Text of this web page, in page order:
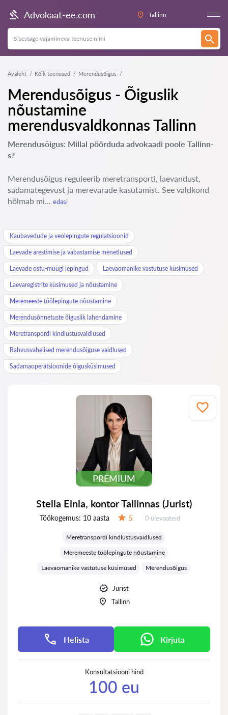
Advokaat-ee.com Tallinn
Avaleht Kõik teenused Merendusõigus
Merendusõigus - Õiguslik
nõustamine
merendusvaldkonnas Tallinn
Merendusõigus: Millal pöörduda advokaadi poole Tallinn-
s?
Merendusõigus reguleerib meretransporti, laevandust,
sadamategevust ja merevarade kasutamist. See valdkond
hõlmab mi... edasi
Kaubavedude ja veolepingute regulatsioonid
Laevade arestimise ja vabastamise menetlused
Laevade ostu-müügi lepingud Laevaomanike vastutuse küsimused
Laevaregistrite küsimused ja nõustamine
Meremeeste töölepingute nõustamine
Merendusõnnetuste õiguslik lahendamine
Meretranspordi kindlustusvaidlused
Rahvusvahelised merendusõiguse vaidlused
Sadamaoperatsioonide õigusküsimused
PREMIUM
Stella Einla, kontor Tallinnas (Jurist)
Töökogemus: 10 aasta 5 Ülevaateid:
0 ülevaateid
Meretranspordi kindlustusvaidlused
Meremeeste töölepingute nõustamine
Laevaomanike vastutuse küsimused
Merendusõigus
Jurist
Tallinn
Helista Kirjuta
Konsultatsiooni hind
100 eu